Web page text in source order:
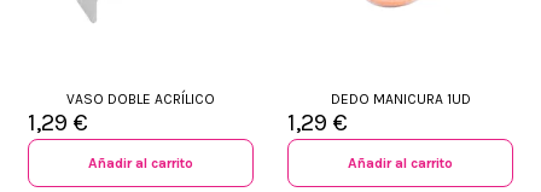
VASO DOBLE ACRÍLICO
1,29 €
Añadir al carrito
DEDO MANICURA 1UD
1,29 €
Añadir al carrito